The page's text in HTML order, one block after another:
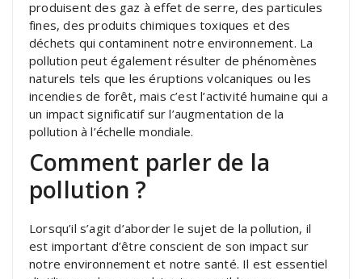
produisent des gaz à effet de serre, des particules
fines, des produits chimiques toxiques et des
déchets qui contaminent notre environnement. La
pollution peut également résulter de phénomènes
naturels tels que les éruptions volcaniques ou les
incendies de forêt, mais c’est l’activité humaine qui a
un impact significatif sur l’augmentation de la
pollution à l’échelle mondiale.
Comment parler de la
pollution ?
Lorsqu’il s’agit d’aborder le sujet de la pollution, il
est important d’être conscient de son impact sur
notre environnement et notre santé. Il est essentiel